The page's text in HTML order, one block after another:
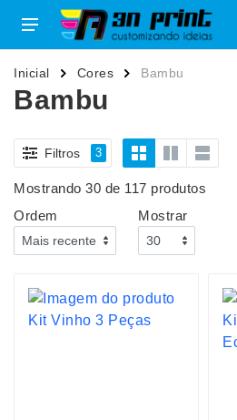
Inicial Cores Bambu
Bambu
Filtros 3
Mostrando 30 de 117 produtos
Ordem
Mostrar